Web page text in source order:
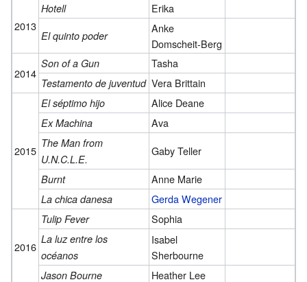
2013
Hotell Erika
El quinto poder
Anke
Domscheit-Berg
2014
Son of a Gun Tasha
Testamento de juventud Vera Brittain
2015
El séptimo hijo Alice Deane
Ex Machina Ava
The Man from
U.N.C.L.E.
Gaby Teller
Burnt Anne Marie
La chica danesa Gerda Wegener
2016
Tulip Fever Sophia
La luz entre los
océanos
Isabel
Sherbourne
Jason Bourne Heather Lee